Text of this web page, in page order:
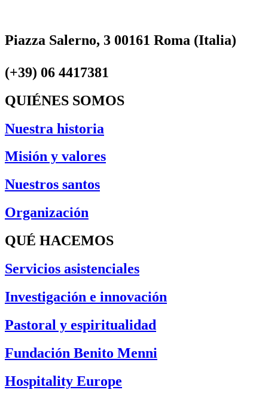
Piazza Salerno, 3 00161 Roma (Italia)
(+39) 06 4417381
QUIÉNES SOMOS
Nuestra historia
Misión y valores
Nuestros santos
Organización
QUÉ HACEMOS
Servicios asistenciales
Investigación e innovación
Pastoral y espiritualidad
Fundación Benito Menni
Hospitality Europe